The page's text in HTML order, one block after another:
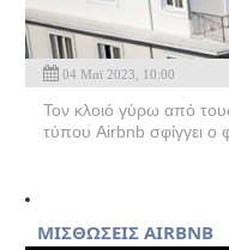
04 Μαϊ 2023, 10:00
Τον κλοιό γύρω από
τύπου Airbnb σφίγγει ο
MIΣΘΩΣΕΙΣ AIRBNB